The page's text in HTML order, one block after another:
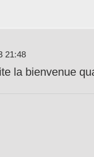
21:48
la bienvenue